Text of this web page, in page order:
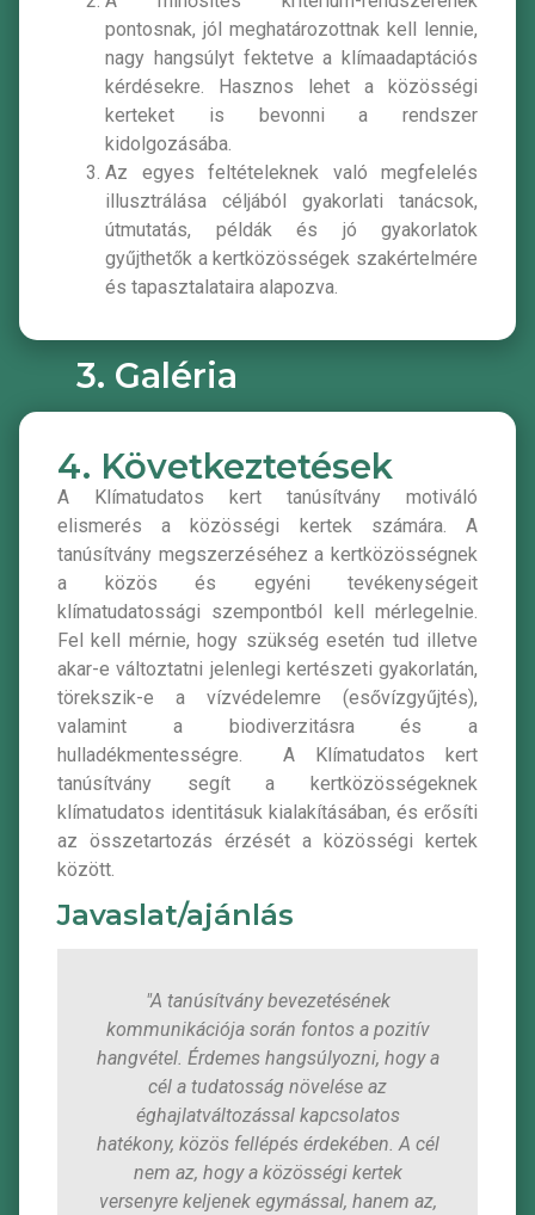
pontosnak, jól meghatározottnak kell lennie,
nagy hangsúlyt fektetve a klímaadaptációs
kérdésekre. Hasznos lehet a közösségi
kerteket is bevonni a rendszer
kidolgozásába.
Az egyes feltételeknek való megfelelés
illusztrálása céljából gyakorlati tanácsok,
útmutatás, példák és jó gyakorlatok
gyűjthetők a kertközösségek szakértelmére
és tapasztalataira alapozva.
3. Galéria
4. Következtetések
A Klímatudatos kert tanúsítvány motiváló
elismerés a közösségi kertek számára. A
tanúsítvány megszerzéséhez a kertközösségnek
a közös és egyéni tevékenységeit
klímatudatossági szempontból kell mérlegelnie.
Fel kell mérnie, hogy szükség esetén tud illetve
akar-e változtatni jelenlegi kertészeti gyakorlatán,
törekszik-e a vízvédelemre (esővízgyűjtés),
valamint a biodiverzitásra és a
hulladékmentességre. A Klímatudatos kert
tanúsítvány segít a kertközösségeknek
klímatudatos identitásuk kialakításában, és erősíti
az összetartozás érzését a közösségi kertek
között.
Javaslat/ajánlás
"A tanúsítvány bevezetésének
kommunikációja során fontos a pozitív
hangvétel. Érdemes hangsúlyozni, hogy a
cél a tudatosság növelése az
éghajlatváltozással kapcsolatos
hatékony, közös fellépés érdekében. A cél
nem az, hogy a közösségi kertek
versenyre keljenek egymással, hanem az,